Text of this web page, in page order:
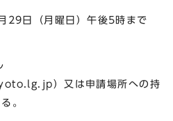
日（月曜日）午後5時まで
）又は申請場所への持
。